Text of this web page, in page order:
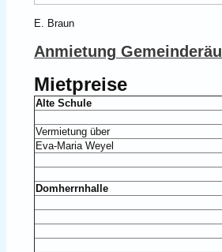
E. Braun
Anmietung
Mietpreise
Alte Schule
Vermietung über
Eva-Maria Weyel
Domherrnhalle